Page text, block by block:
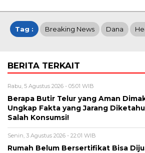
Tag : Breaking News Dana
BERITA TERKAIT
Rabu, 5 Agustus 2026 - 05:01 WIB
Berapa Butir Telur yang Aman
Ungkap Fakta yang Jarang
Salah Konsumsi!
Senin, 3 Agustus 2026 - 22:01 WIB
Rumah Belum Bersertifikat Bisa